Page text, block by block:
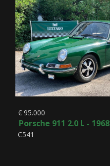
€ 95.000
Porsche 911 2.0 L - 1968
C541